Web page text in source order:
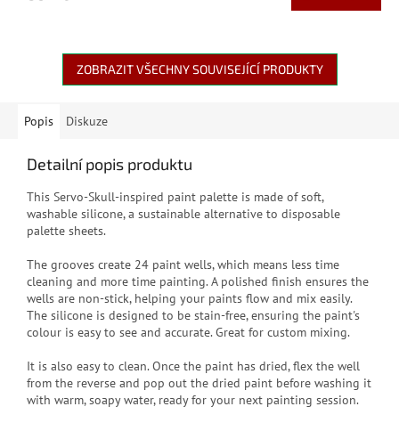
ZOBRAZIT VŠECHNY SOUVISEJÍCÍ PRODUKTY
Popis Diskuze
Detailní popis produktu
This Servo-Skull-inspired paint palette is made of soft,
washable silicone, a sustainable alternative to disposable
palette sheets.
The grooves create 24 paint wells, which means less time
cleaning and more time painting. A polished finish ensures the
wells are non-stick, helping your paints flow and mix easily.
The silicone is designed to be stain-free, ensuring the paint's
colour is easy to see and accurate. Great for custom mixing.
It is also easy to clean. Once the paint has dried, flex the well
from the reverse and pop out the dried paint before washing it
with warm, soapy water, ready for your next painting session.